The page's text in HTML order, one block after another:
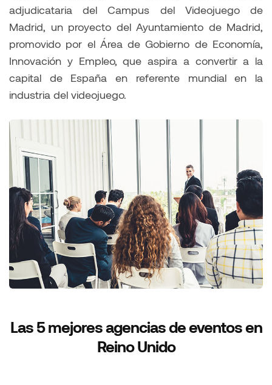
adjudicataria del Campus del Videojuego de
Madrid, un proyecto del Ayuntamiento de Madrid,
promovido por el Área de Gobierno de Economía,
Innovación y Empleo, que aspira a convertir a la
capital de España en referente mundial en la
industria del videojuego.
Las 5 mejores agencias de eventos en
Reino Unido